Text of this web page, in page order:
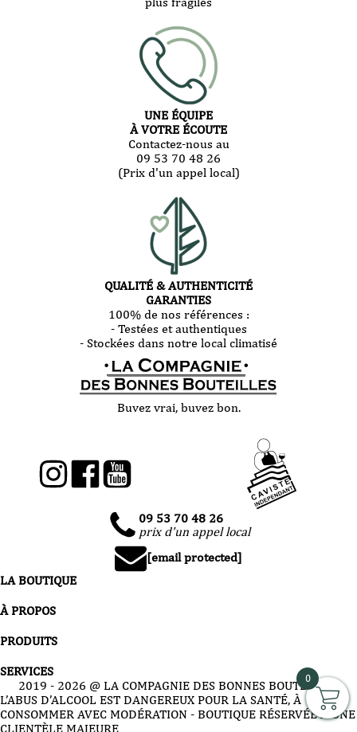
UNE ÉQUIPE
À VOTRE ÉCOUTE
Contactez-nous au
09 53 70 48 26
(Prix d'un appel local)
QUALITÉ & AUTHENTICITÉ
GARANTIES
100% de nos références :
- Testées et authentiques
- Stockées dans notre local climatisé
Buvez vrai, buvez bon.
09 53 70 48 26
prix d'un appel local
[email protected]
LA BOUTIQUE
À PROPOS
PRODUITS
SERVICES
2019 - 2026 @ LA COMPAGNIE DES BONNES BOUTEILLES
L’ABUS D’ALCOOL EST DANGEREUX POUR LA SANTÉ, À
CONSOMMER AVEC MODÉRATION - BOUTIQUE RÉSERVÉE À UNE
CLIENTÈLE MAJEURE
0